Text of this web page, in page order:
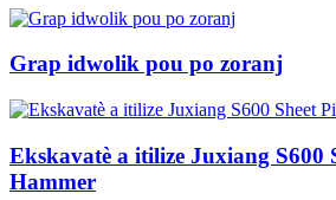
Grap idwolik pou po zoranj
Ekskavatè a itilize Juxiang S600
Hammer